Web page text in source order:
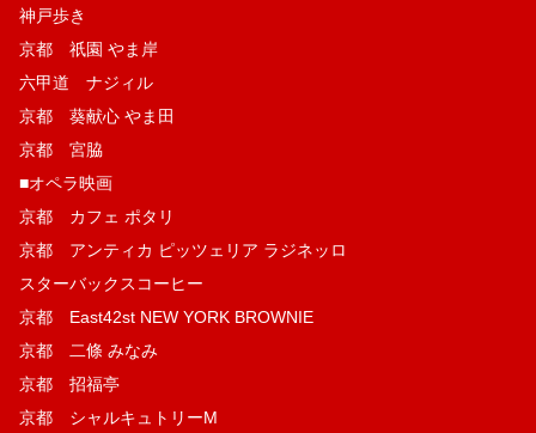
神戸歩き
京都 祇園 やま岸
六甲道 ナジィル
京都 葵献心 やま田
京都 宮脇
■オペラ映画
京都 カフェ ポタリ
京都 アンティカ ピッツェリア ラジネッロ
スターバックスコーヒー
京都 East42st NEW YORK BROWNIE
京都 二條 みなみ
京都 招福亭
京都 シャルキュトリーM